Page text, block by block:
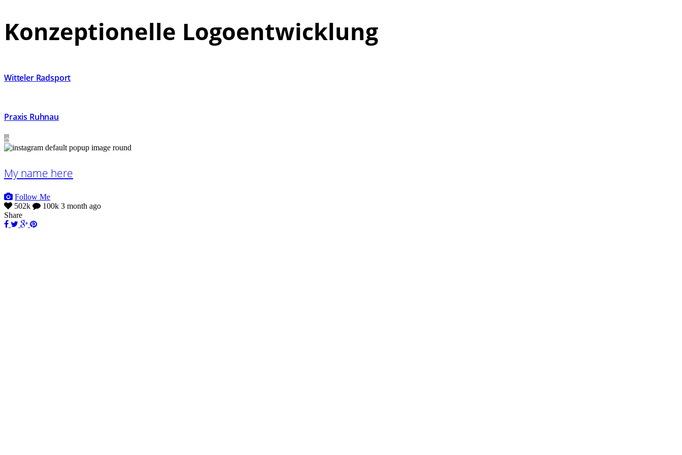
Konzeptionelle Logoentwicklung
Witteler Radsport
Praxis Ruhnau
My name here
Follow Me
502k
100k 3 month ago
Share